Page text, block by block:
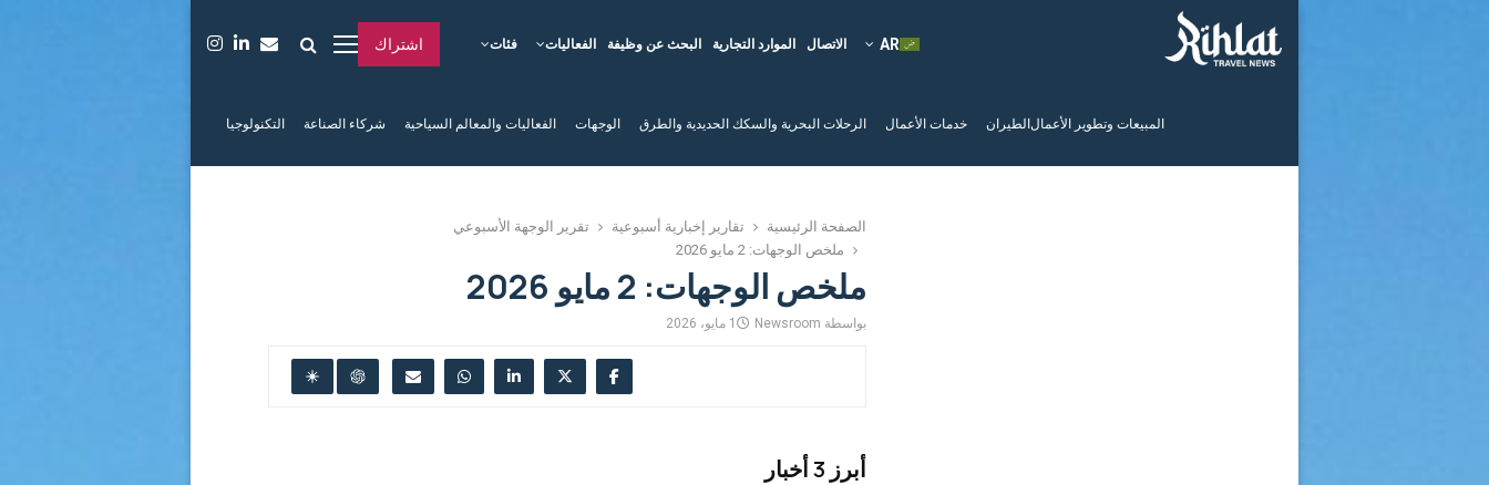
فئات الفعاليات البحث عن وظيفة الموارد التجارية الاتصال اشتراك
المبيعات وتطوير الأعمال الطيران خدمات الأعمال الرحلات البحرية والسكك الحديدية والطرق الوجهات الفعاليات والمعالم السياحية شركاء الصناعة التكنولوجيا
الصفحة الرئيسية تقارير إخبارية أسبوعية
تقرير الوجهة الأسبوعي
ملخص الوجهات: 2 مايو 2026
ملخص الوجهات: 2 مايو 2026
بواسطة Newsroom 1 مايو، 2026
أبرز 3 أخبار